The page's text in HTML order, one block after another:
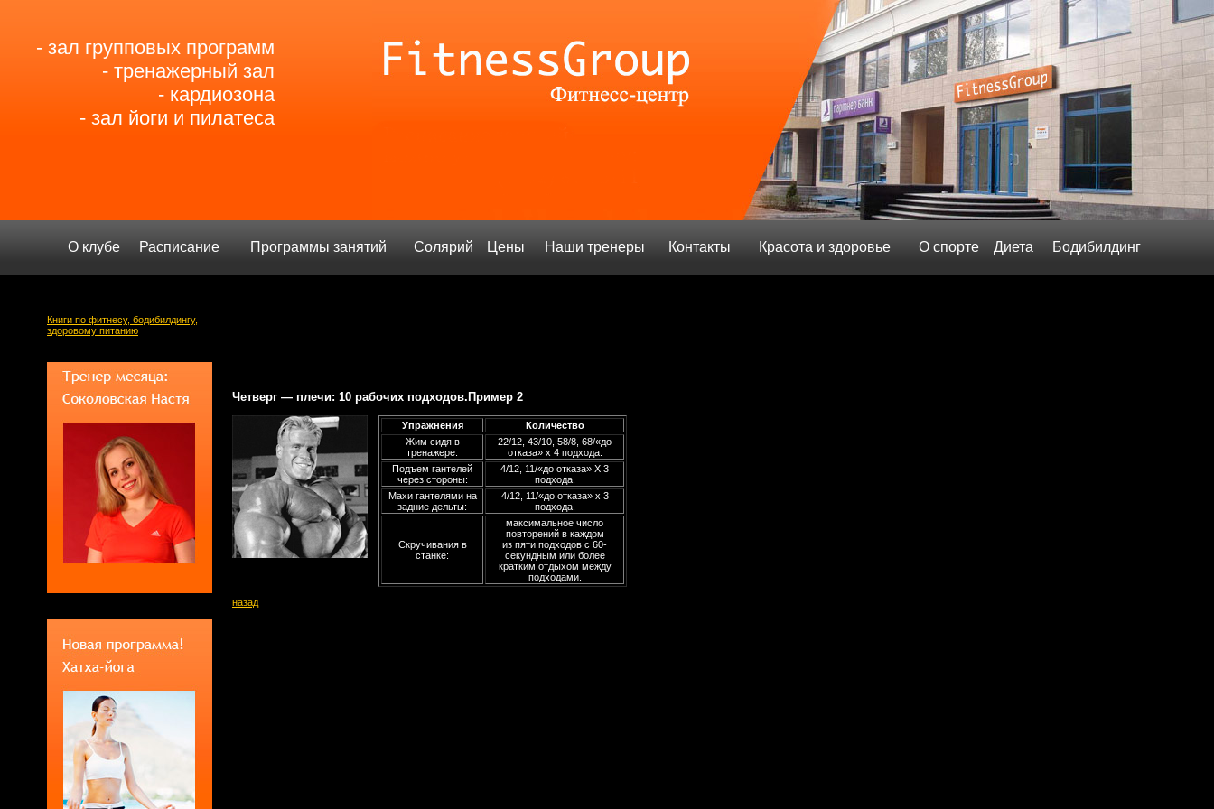
- зал групповых программ
- тренажерный зал
- кардиозона
- зал йоги и пилатеса
О клубе Расписание Программы занятий Солярий Цены Наши тренеры Контакты Красота и здоровье О спорте Диета Бодибилдинг
Книги по фитнесу, бодибилдингу,
здоровому питанию
Четверг — плечи: 10 рабочих подходов.Пример 2
Упражнения
Количество
Жим сидя в
тренажере:
22/12, 43/10, 58/8, 68/«до
отказа» х 4 подхода.
Подъем гантелей
через стороны:
4/12, 11/«до отказа» X 3
подхода.
Махи гантелями на
задние дельты:
4/12, 11/«до отказа» х 3
подхода.
Скручивания в
станке:
максимальное число
повторений в каждом
из пяти подходов с 60-
секундным или более
кратким отдыхом между
подходами.
назад